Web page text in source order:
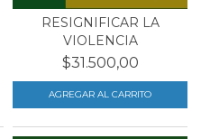
RESIGNIFICAR LA
VIOLENCIA
$31.500,00